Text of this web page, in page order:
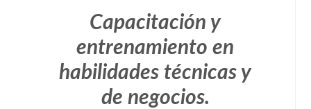
Capacitación y
entrenamiento en
habilidades técnicas y
de negocios.